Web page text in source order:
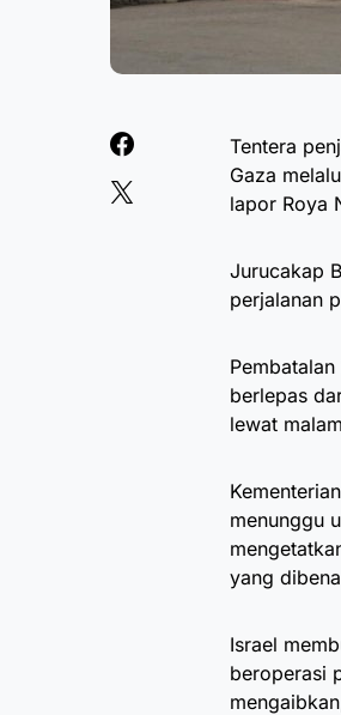
Tentera
Gaza
lapor Roya
Jurucakap
perjalanan
berlepas
lewat
menunggu
yang
Israel
beroperasi